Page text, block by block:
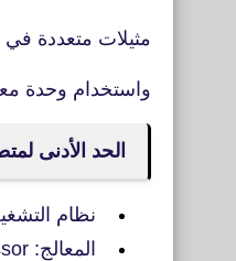
مثيلات متعددة في
واستخدام وحدة
الحد الأدنى
نظام
المعالج: Intel or AMD Processor